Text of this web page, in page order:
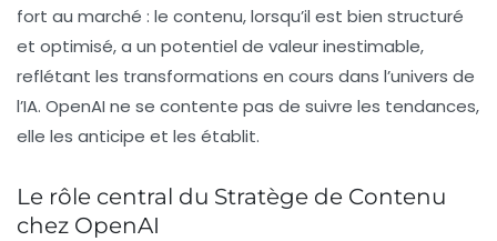
fort au marché : le contenu, lorsqu’il est bien structuré
et optimisé, a un potentiel de valeur inestimable,
reflétant les transformations en cours dans l’univers de
l’IA. OpenAI ne se contente pas de suivre les tendances,
elle les anticipe et les établit.
Le rôle central du Stratège de Contenu
chez OpenAI